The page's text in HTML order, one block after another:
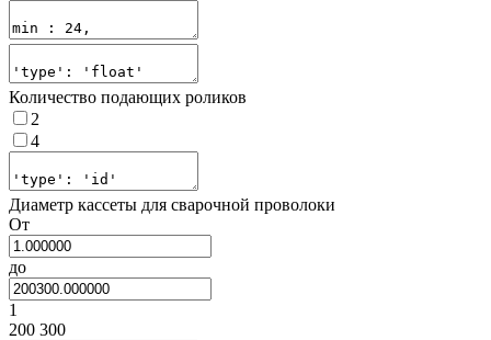
Количество подающих роликов
2
4
Диаметр кассеты для сварочной проволоки
От
до
1
200 300